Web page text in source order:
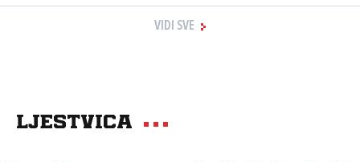
VIDI SVE
Ljestvica